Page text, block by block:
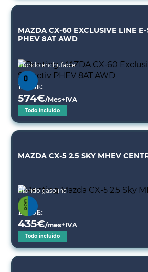
MAZDA CX-60 EXCLUSIVE LINE
PHEV 8AT AWD
Híbrido enchufable
Desde:
574€/Mes+IVA
Todo incluido
MAZDA CX-5 2.5 SKY MHEV
Híbrido gasolina
Desde:
435€/mes+IVA
Todo incluido